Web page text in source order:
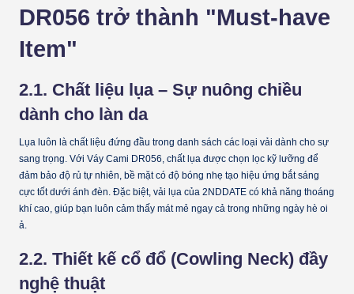
DR056 trở thành "Must-have
Item"
2.1. Chất liệu lụa – Sự nuông chiều
dành cho làn da
Lụa luôn là chất liệu đứng đầu trong danh sách các loại vải dành cho sự
sang trọng. Với Váy Cami DR056 , chất lụa được chọn lọc kỹ lưỡng để
đảm bảo độ rủ tự nhiên, bề mặt có độ bóng nhẹ tạo hiệu ứng bắt sáng
cực tốt dưới ánh đèn. Đặc biệt, vải lụa của 2NDDATE có khả năng thoáng
khí cao, giúp bạn luôn cảm thấy mát mẻ ngay cả trong những ngày hè oi
ả.
2.2. Thiết kế cổ đổ (Cowling Neck) đầy
nghệ thuật